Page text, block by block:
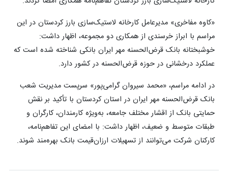
«کاوه مفاخری» مدیرعامل کارخانه لاستیک‌سازی بارز کردستان در این
مراسم با ابراز خرسندی از همکاری دو مجموعه، اظهار داشت:
خوشبختانه بانک قرض‌الحسنه مهر ایران بانکی شناخته شده است که
عملکرد درخشانی در حوزه قرض‌الحسنه در کشور دارد.
در ادامه مراسم، «محمد سیروان گرامی‌پور» سرپست مدیریت شعب
بانک قرض‌الحسنه مهر ایران در استان کردستان با تأکید بر نقش
حمایتی بانک از اقشار مختلف جامعه، به‌ویژه کارمندان، کارگران و
طبقات متوسط و ضعیف، اظهار داشت: با امضای این تفاهم‌نامه،
کارکنان شرکت می‌توانند از تسهیلات ارزان‌قیمت بانک بهره‌مند شوند.